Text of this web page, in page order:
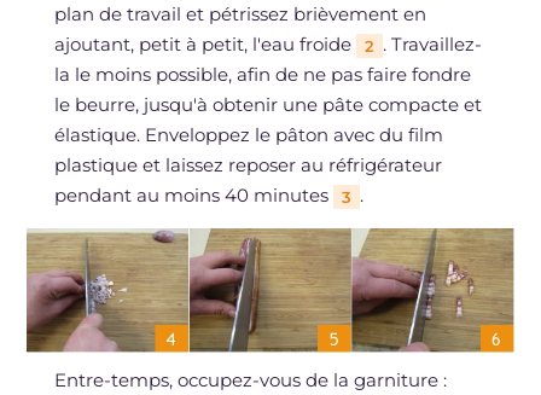
plan de travail et pétrissez brièvement en
ajoutant, petit à petit, l'eau froide
2 . Travaillez-
la le moins possible, afin de ne pas faire fondre
le beurre, jusqu'à obtenir une pâte compacte et
élastique. Enveloppez le pâton avec du film
plastique et laissez reposer au réfrigérateur
pendant au moins 40 minutes
3 .
Entre-temps, occupez-vous de la garniture :